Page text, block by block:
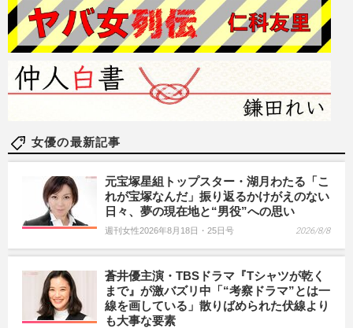
女優の最新記事
元宝塚星組トップスター・湖月わたる「こ
れが宝塚なんだ」振り返るかけがえのない
日々、夢の現在地と“男役”への思い
週刊女性2026年8月18日・25日号 2026/8/8
蒼井優主演・TBSドラマ『Tシャツが乾く
まで』が激バズリ中「“考察ドラマ”とは一
線を画している」散りばめられた伏線より
も大事な要素